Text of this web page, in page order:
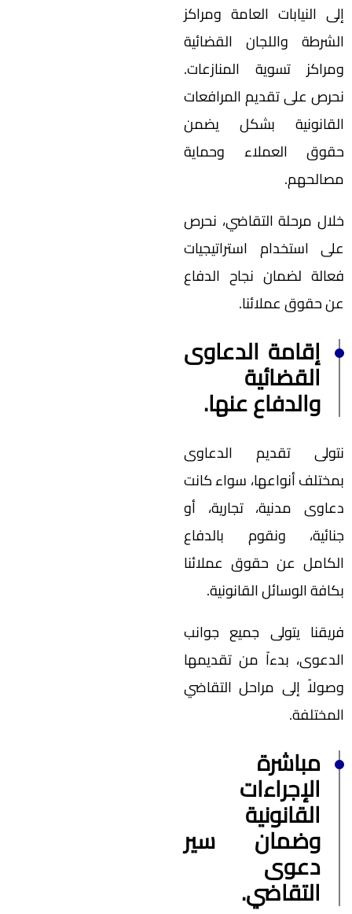
إلى النيابات العامة ومراكز
الشرطة واللجان القضائية
ومراكز تسوية المنازعات.
نحرص على تقديم المرافعات
القانونية بشكل يضمن
حقوق العملاء وحماية
مصالحهم.
خلال مرحلة التقاضي، نحرص
على استخدام استراتيجيات
فعالة لضمان نجاح الدفاع
عن حقوق عملائنا.
إقامة الدعاوى
القضائية
والدفاع عنها.
نتولى تقديم الدعاوى
بمختلف أنواعها، سواء كانت
دعاوى مدنية، تجارية، أو
جنائية، ونقوم بالدفاع
الكامل عن حقوق عملائنا
بكافة الوسائل القانونية.
فريقنا يتولى جميع جوانب
الدعوى، بدءاً من تقديمها
وصولاً إلى مراحل التقاضي
المختلفة.
مباشرة
الإجراءات
القانونية
وضمان سير
دعوى
التقاضي.